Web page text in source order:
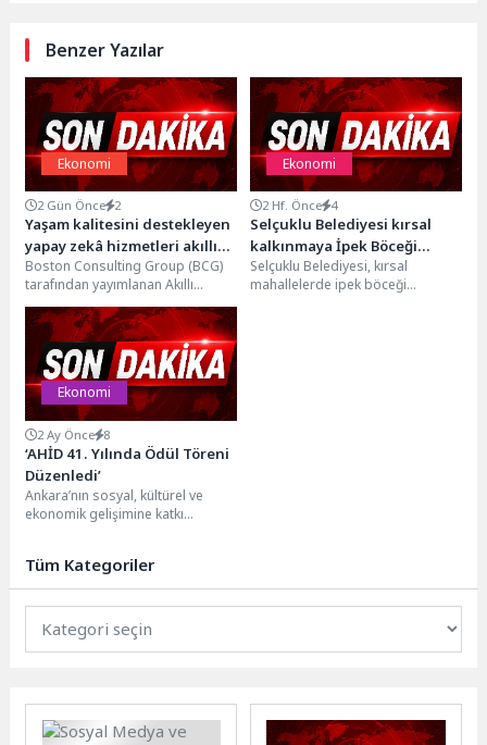
Benzer Yazılar
Ekonomi
2 Gün Önce 2
Yaşam kalitesini destekleyen
yapay zekâ hizmetleri akıllı
kentler için finansman ve
altyapı kadar önemli
Boston Consulting Group (BCG)
tarafından yayımlanan Akıllı
Şehirler Endeksi 2026: Yapay Zekâ
Kent Yaşamını Nasıl...
Ekonomi
2 Hf. Önce 4
Selçuklu Belediyesi kırsal
kalkınmaya İpek Böceği
yetiştiriciliği ile de destek
olacak
Selçuklu Belediyesi, kırsal
mahallelerde ipek böceği
Ekonomi
2 Ay Önce 8
‘AHİD 41. Yılında Ödül Töreni
Düzenledi’
Ankara’nın sosyal, kültürel ve
ekonomik gelişimine katkı
Ankara’ya...
Tüm Kategoriler